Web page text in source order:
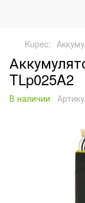
Kupec:
TLp025A2
В наличии